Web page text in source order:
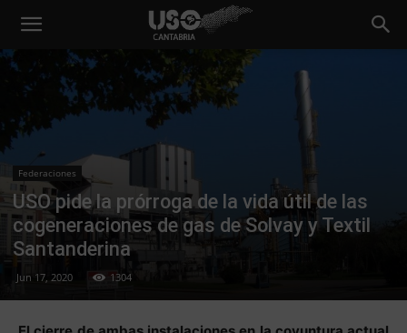
Federaciones
USO pide la prórroga de la vida útil de las
cogeneraciones de gas de Solvay y Textil
Santanderina
Jun 17, 2020 1304